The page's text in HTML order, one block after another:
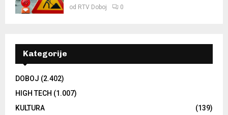
od RTV Doboj 0
Kategorije
DOBOJ (2.402)
HIGH TECH (1.007)
KULTURA
(139)